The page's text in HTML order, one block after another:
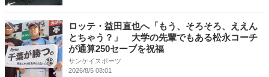
ロッテ・益田直也へ「もう、そろそろ、ええん
とちゃう？」 大学の先輩でもある松永コーチ
が通算250セーブを祝福
サンケイスポーツ
2026/8/5 08:01